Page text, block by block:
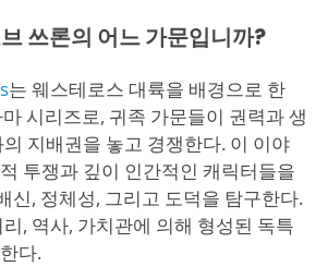
쓰론의 어느 가문입니까?
는 웨스테로스 대륙을 배경으로 한
시리즈로, 귀족 가문들이 권력과 생
지배권을 놓고 경쟁한다. 이 이야
투쟁과 깊이 인간적인 캐릭터들을
신, 정체성, 그리고 도덕을 탐구한다.
, 역사, 가치관에 의해 형성된 독특
다.